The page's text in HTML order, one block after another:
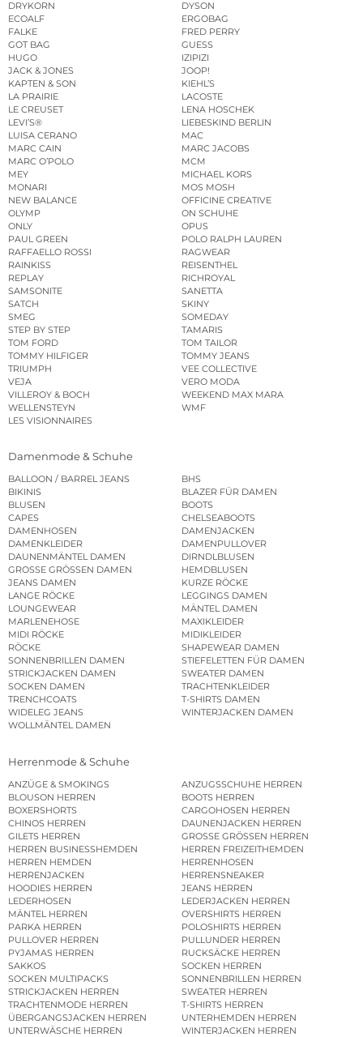
DRYKORN
DYSON
ECOALF
ERGOBAG
FALKE
FRED PERRY
GOT BAG
GUESS
HUGO
IZIPIZI
JACK & JONES
JOOP!
KAPTEN & SON
KIEHL’S
LA PRAIRIE
LACOSTE
LE CREUSET
LENA HOSCHEK
LEVI’S®
LIEBESKIND BERLIN
LUISA CERANO
MAC
MARC CAIN
MARC JACOBS
MARC O’POLO
MCM
MEY
MICHAEL KORS
MONARI
MOS MOSH
NEW BALANCE
OFFICINE CREATIVE
OLYMP
ON SCHUHE
ONLY
OPUS
PAUL GREEN
POLO RALPH LAUREN
RAFFAELLO ROSSI
RAGWEAR
RAINKISS
REISENTHEL
REPLAY
RICHROYAL
SAMSONITE
SANETTA
SATCH
SKINY
SMEG
SOMEDAY
STEP BY STEP
TAMARIS
TOM FORD
TOM TAILOR
TOMMY HILFIGER
TOMMY JEANS
TRIUMPH
VEE COLLECTIVE
VEJA
VERO MODA
VILLEROY & BOCH
WEEKEND MAX MARA
WELLENSTEYN
WMF
LES VISIONNAIRES
Damenmode & Schuhe
BALLOON / BARREL JEANS
BHS
BIKINIS
BLAZER FÜR DAMEN
BLUSEN
BOOTS
CAPES
CHELSEABOOTS
DAMENHOSEN
DAMENJACKEN
DAMENKLEIDER
DAMENPULLOVER
DAUNENMÄNTEL DAMEN
DIRNDLBLUSEN
GROSSE GRÖSSEN DAMEN
HEMDBLUSEN
JEANS DAMEN
KURZE RÖCKE
LANGE RÖCKE
LEGGINGS DAMEN
LOUNGEWEAR
MÄNTEL DAMEN
MARLENEHOSE
MAXIKLEIDER
MIDI RÖCKE
MIDIKLEIDER
RÖCKE
SHAPEWEAR DAMEN
SONNENBRILLEN DAMEN
STIEFELETTEN FÜR DAMEN
STRICKJACKEN DAMEN
SWEATER DAMEN
SOCKEN DAMEN
TRACHTENKLEIDER
TRENCHCOATS
T-SHIRTS DAMEN
WIDELEG JEANS
WINTERJACKEN DAMEN
WOLLMÄNTEL DAMEN
Herrenmode & Schuhe
ANZÜGE & SMOKINGS
ANZUGSSCHUHE HERREN
BLOUSON HERREN
BOOTS HERREN
BOXERSHORTS
CARGOHOSEN HERREN
CHINOS HERREN
DAUNENJACKEN HERREN
GILETS HERREN
GROSSE GRÖSSEN HERREN
HERREN BUSINESSHEMDEN
HERREN FREIZEITHEMDEN
HERREN HEMDEN
HERRENHOSEN
HERRENJACKEN
HERRENSNEAKER
HOODIES HERREN
JEANS HERREN
LEDERHOSEN
LEDERJACKEN HERREN
MÄNTEL HERREN
OVERSHIRTS HERREN
PARKA HERREN
POLOSHIRTS HERREN
PULLOVER HERREN
PULLUNDER HERREN
PYJAMAS HERREN
RUCKSÄCKE HERREN
SAKKOS
SOCKEN HERREN
SOCKEN MULTIPACKS
SONNENBRILLEN HERREN
STRICKJACKEN HERREN
SWEATER HERREN
TRACHTENMODE HERREN
T-SHIRTS HERREN
ÜBERGANGSJACKEN HERREN
UNTERHEMDEN HERREN
UNTERWÄSCHE HERREN
WINTERJACKEN HERREN